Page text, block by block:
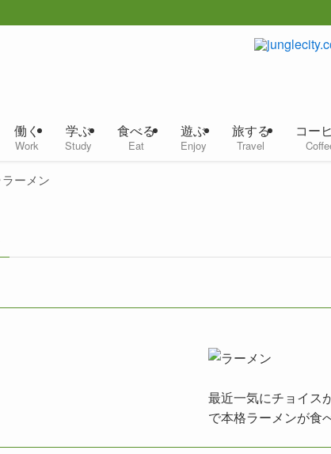
働く
Work
学ぶ
Study
食べる
Eat
遊ぶ
Enjoy
旅する
Travel
コー
ラーメン
最近一気にチョイス
で本格ラーメンが食